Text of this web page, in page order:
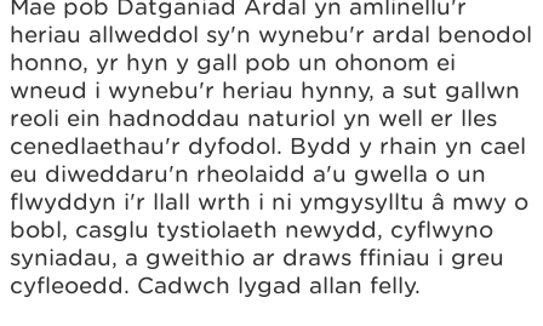
Mae pob Datganiad Ardal yn amlinellu'r
heriau allweddol sy'n wynebu'r ardal benodol
honno, yr hyn y gall pob un ohonom ei
wneud i wynebu'r heriau hynny, a sut gallwn
reoli ein hadnoddau naturiol yn well er lles
cenedlaethau'r dyfodol. Bydd y rhain yn cael
eu diweddaru'n rheolaidd a'u gwella o un
flwyddyn i'r llall wrth i ni ymgysylltu â mwy o
bobl, casglu tystiolaeth newydd, cyflwyno
syniadau, a gweithio ar draws ffiniau i greu
cyfleoedd. Cadwch lygad allan felly.